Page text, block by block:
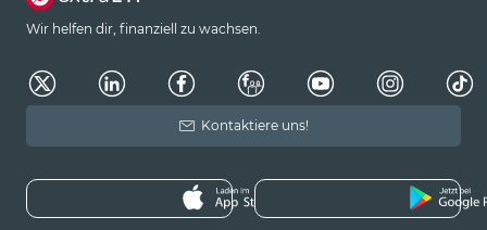
Wir helfen dir, finanziell zu wachsen.
Kontaktiere uns!